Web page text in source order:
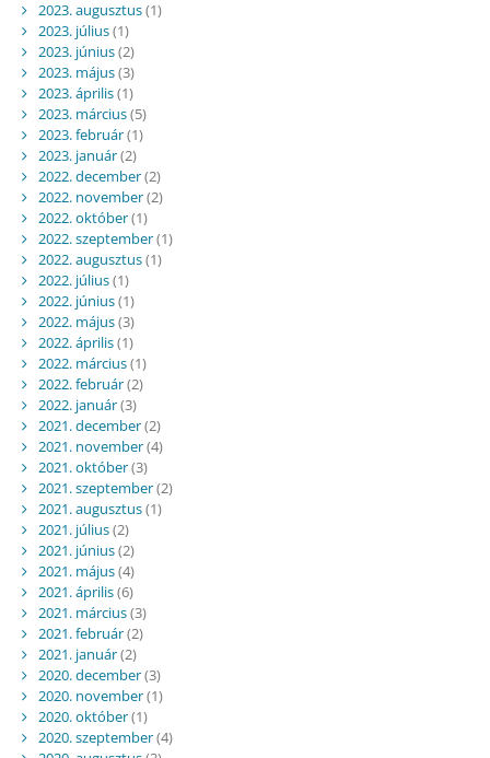
2023. augusztus(1)
2023. július(1)
2023. június(2)
2023. május(3)
2023. április(1)
2023. március(5)
2023. február(1)
2023. január(2)
2022. december(2)
2022. november(2)
2022. október(1)
2022. szeptember(1)
2022. augusztus(1)
2022. július(1)
2022. június(1)
2022. május(3)
2022. április(1)
2022. március(1)
2022. február(2)
2022. január(3)
2021. december(2)
2021. november(4)
2021. október(3)
2021. szeptember(2)
2021. augusztus(1)
2021. július(2)
2021. június(2)
2021. május(4)
2021. április(6)
2021. március(3)
2021. február(2)
2021. január(2)
2020. december(3)
2020. november(1)
2020. október(1)
2020. szeptember(4)